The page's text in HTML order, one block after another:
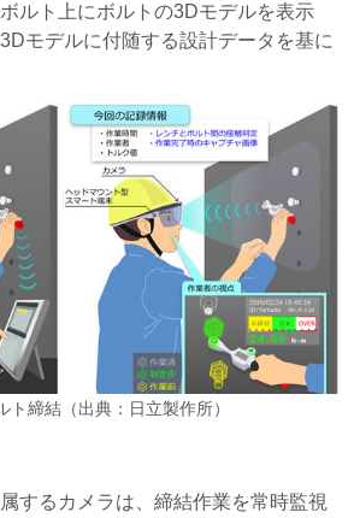
ルト上にボルトの3Dモデルを表示
モデルに付随する設計データを基に
ト締結（出典：日立製作所）
するカメラは、締結作業を常時監視